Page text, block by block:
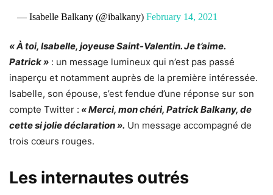
— Isabelle Balkany (@ibalkany) February 14, 2021
« À toi, Isabelle, joyeuse Saint-Valentin. Je t’aime.
Patrick » : un message lumineux qui n’est pas passé
inaperçu et notamment auprès de la première intéressée.
Isabelle, son épouse, s’est fendue d’une réponse sur son
compte Twitter : « Merci, mon chéri, Patrick Balkany, de
cette si jolie déclaration ». Un message accompagné de
trois cœurs rouges.
Les internautes outrés